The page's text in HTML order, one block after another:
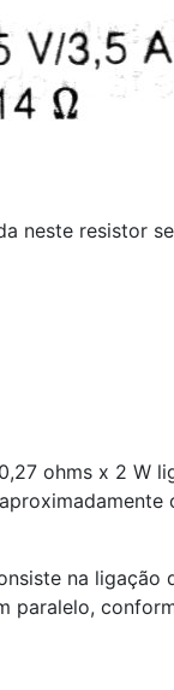
neste resistor
ohms x 2 W
na ligação
paralelo,